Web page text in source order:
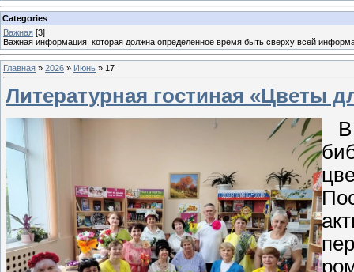
Categories
Важная [3]
Важная информация, которая должна определенное время быть сверху всей
Главная » 2026 » Июнь » 17
Литературная гостиная «Цветы
В